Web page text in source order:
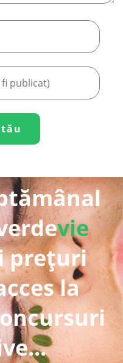
vie
prețuri
la